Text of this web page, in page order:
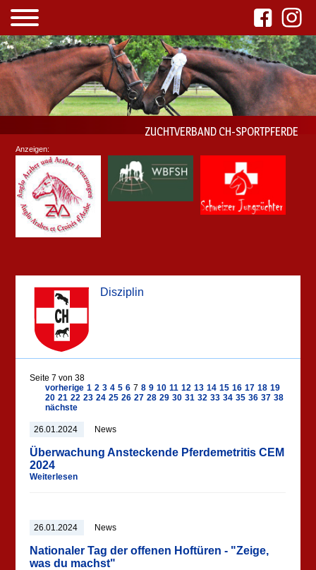
ZUCHTVERBAND CH-SPORTPFERDE
Disziplin
Seite 7 von 38
vorherige 1 2 3 4 5 6 7 8 9 10 11 12 13 14 15 16 17 18 19
20 21 22 23 24 25 26 27 28 29 30 31 32 33 34 35 36 37 38
nächste
26.01.2024 News
Überwachung Ansteckende Pferdemetritis CEM
2024
Weiterlesen
26.01.2024 News
Nationaler Tag der offenen Hoftüren - "Zeige,
was du machst"
Anzeigen: